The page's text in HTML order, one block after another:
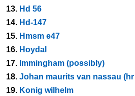
13. Hd 56
14. Hd-147
15. Hmsm e47
16. Hoydal
17. Immingham (possibly)
18. Johan maurits van nassau
19. Konig wilhelm